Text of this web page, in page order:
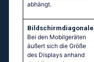
abhängt.
Bildschirmdiagonale
Bei den Mobilgeräten
äußert sich die Größe
des Displays anhand